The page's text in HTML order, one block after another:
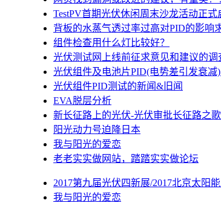
TestPV首期光伏休闲周末沙龙活动正式
背板的水蒸气透过率过高对PID的影响
组件检查用什么灯比较好？
光伏测试网上线前征求意见和建议的调
光伏组件及电池片PID(电势差引发衰减
光伏组件PID测试的新闻&旧闻
EVA脱层分析
新长征路上的光伏-光伏审批长征路之歌
阳光动力号迫降日本
我与阳光的爱恋
老老实实做网站，踏踏实实做论坛
2017第九届光伏四新展/2017北京太阳
我与阳光的爱恋